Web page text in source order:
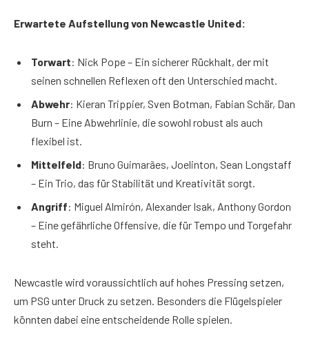
Erwartete Aufstellung von Newcastle United:
Torwart: Nick Pope – Ein sicherer Rückhalt, der mit
seinen schnellen Reflexen oft den Unterschied macht.
Abwehr: Kieran Trippier, Sven Botman, Fabian Schär, Dan
Burn – Eine Abwehrlinie, die sowohl robust als auch
flexibel ist.
Mittelfeld: Bruno Guimarães, Joelinton, Sean Longstaff
– Ein Trio, das für Stabilität und Kreativität sorgt.
Angriff: Miguel Almirón, Alexander Isak, Anthony Gordon
– Eine gefährliche Offensive, die für Tempo und Torgefahr
steht.
Newcastle wird voraussichtlich auf hohes Pressing setzen,
um PSG unter Druck zu setzen. Besonders die Flügelspieler
könnten dabei eine entscheidende Rolle spielen.